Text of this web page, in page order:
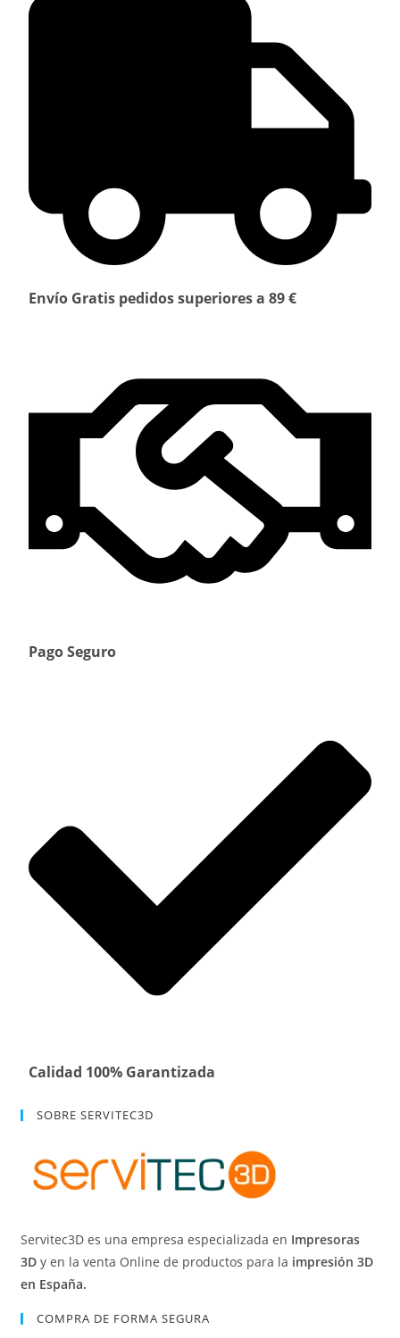
Envío Gratis pedidos superiores a 89 €
Pago Seguro
Calidad 100% Garantizada
SOBRE SERVITEC3D
Servitec3D es una empresa especializada en Impresoras
3D y en la venta Online de productos para la impresión 3D
en España.
COMPRA DE FORMA SEGURA